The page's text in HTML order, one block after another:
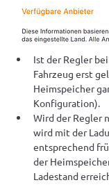
Ist der Regler
Fahrzeug erst
Heimspeicher
Konfiguration).
Wird der Regler
wird mit der
entsprechend
der
Ladestand